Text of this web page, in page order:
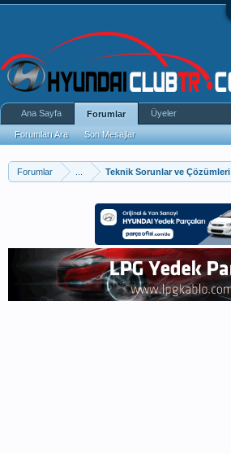
Forumlar Teknik Sorunlar ve Çözümleri
Ana Sayfa Forumlar
Forumları Ara Son Mesajlar
Üyeler